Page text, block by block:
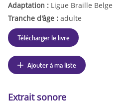
Adaptation : Ligue Braille Belge
Tranche d'âge : adulte
Télécharger le livre
Ajouter à ma liste
Extrait sonore